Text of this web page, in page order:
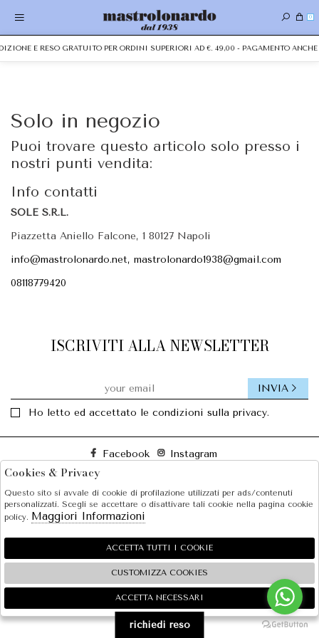
0
E RESO GRATUITO PER ORDINI SUPERIORI AD €. 49,00 - PAGAMENTO ANCHE
Solo in negozio
Puoi trovare questo articolo solo presso i
nostri punti vendita:
Info contatti
SOLE S.R.L.
Piazzetta Aniello Falcone, 1 80127 Napoli
info@mastrolonardo.net, mastrolonardo1938@gmail.com
08118779420
ISCRIVITI ALLA NEWSLETTER
Ho letto ed accettato le condizioni sulla privacy.
INVIA
Facebook Instagram
SOLE S.R.L.
SHOPPING
EXTRA
2026 SOLE S.R.L. - P.iva : 07456781215 Powered byAteliersocietàgruppo Zucchetti
🍪
richiedi reso
Cookies & Privacy
Questo sito si avvale di cookie di profilazione utilizzati per ads/contenuti
personalizzati. Scegli se accettare o disattivare tali cookie nella pagina cookie
policy. Maggiori Informazioni
ACCETTA TUTTI I COOKIE
CUSTOMIZZA COOKIES
ACCETTA NECESSARI